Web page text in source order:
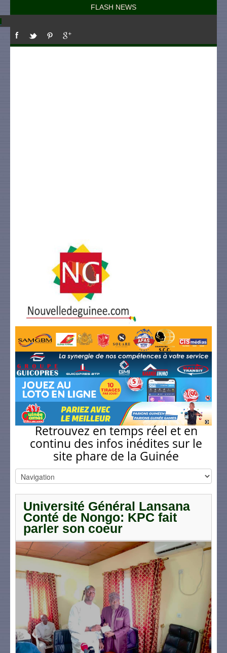
FLASH NEWS
Retrouvez en temps réel et en
continu des infos inédites sur le
site phare de la Guinée
Université Général Lansana
Conté de Nongo: KPC fait
parler son coeur